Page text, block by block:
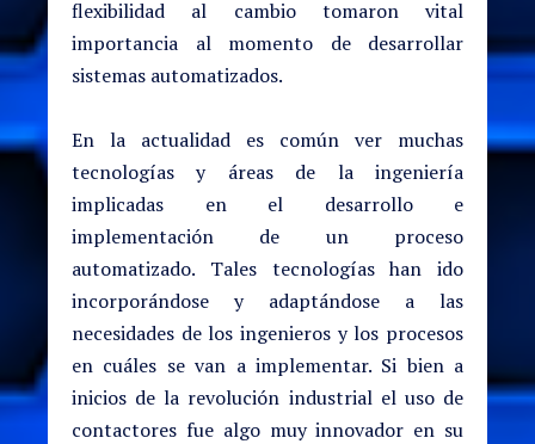
flexibilidad al cambio tomaron vital
importancia al momento de desarrollar
sistemas automatizados.
En la actualidad es común ver muchas
tecnologías y áreas de la ingeniería
implicadas en el desarrollo e
implementación de un proceso
automatizado. Tales tecnologías han ido
incorporándose y adaptándose a las
necesidades de los ingenieros y los procesos
en cuáles se van a implementar. Si bien a
inicios de la revolución industrial el uso de
contactores fue algo muy innovador en su